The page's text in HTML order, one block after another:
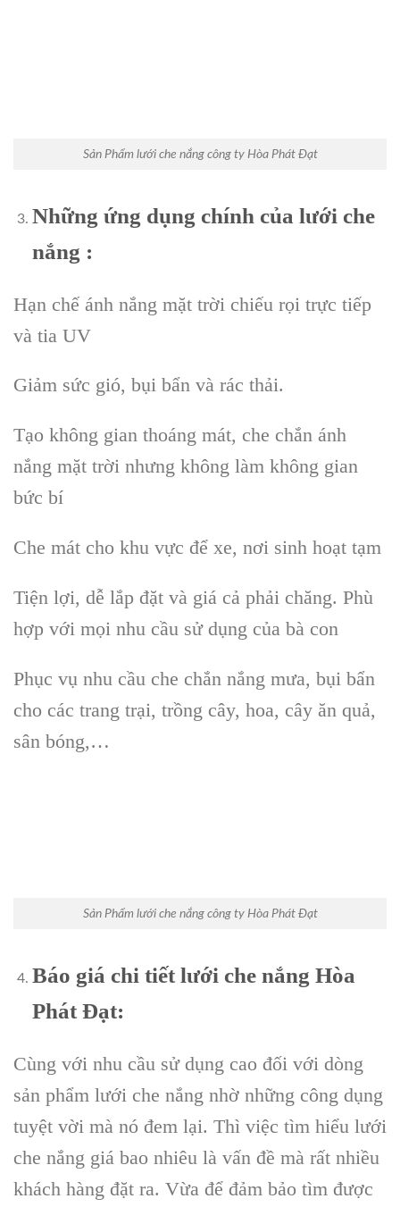
Sản Phẩm lưới che nắng công ty Hòa Phát Đạt
Những ứng dụng chính của lưới che
nắng :
Hạn chế ánh nắng mặt trời chiếu rọi trực tiếp
và tia UV
Giảm sức gió, bụi bẩn và rác thải.
Tạo không gian thoáng mát, che chắn ánh
nắng mặt trời nhưng không làm không gian
bức bí
Che mát cho khu vực để xe, nơi sinh hoạt tạm
Tiện lợi, dễ lắp đặt và giá cả phải chăng. Phù
hợp với mọi nhu cầu sử dụng của bà con
Phục vụ nhu cầu che chắn nắng mưa, bụi bẩn
cho các trang trại, trồng cây, hoa, cây ăn quả,
sân bóng,…
Sản Phẩm lưới che nắng công ty Hòa Phát Đạt
Báo giá chi tiết lưới che nắng Hòa
Phát Đạt:
Cùng với nhu cầu sử dụng cao đối với dòng
sản phẩm lưới che nắng nhờ những công dụng
tuyệt vời mà nó đem lại. Thì việc tìm hiểu lưới
che nắng giá bao nhiêu là vấn đề mà rất nhiều
khách hàng đặt ra. Vừa để đảm bảo tìm được